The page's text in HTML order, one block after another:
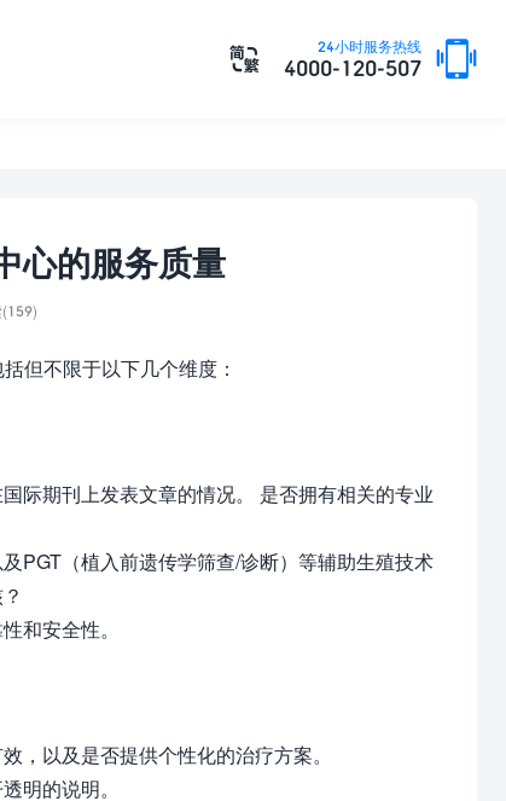
24小时服务热线
4000-120-507 

心的服务质量
但不限于以下几个维度：
际期刊上发表文章的情况。 是否拥有相关的专业
PGT（植入前遗传学筛查/诊断）等辅助生殖技术
和安全性。
，以及是否提供个性化的治疗方案。
明的说明。